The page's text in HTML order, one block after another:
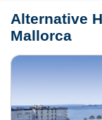
Alternative
Mallorca